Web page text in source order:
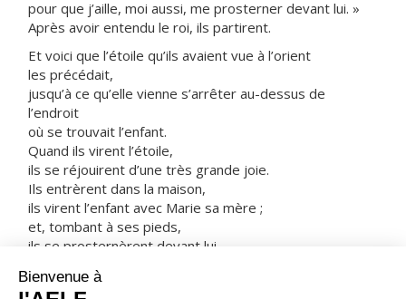
pour que j’aille, moi aussi, me prosterner devant lui. »
Après avoir entendu le roi, ils partirent.
Et voici que l’étoile qu’ils avaient vue à l’orient
les précédait,
jusqu’à ce qu’elle vienne s’arrêter au-dessus de
l’endroit
où se trouvait l’enfant.
Quand ils virent l’étoile,
ils se réjouirent d’une très grande joie.
Ils entrèrent dans la maison,
ils virent l’enfant avec Marie sa mère ;
et, tombant à ses pieds,
ils se prosternèrent devant lui.
et lui offrirent leurs présents :